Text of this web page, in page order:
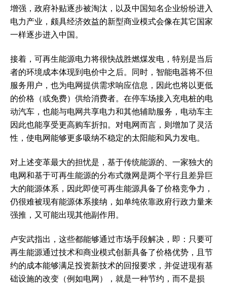
增强，政府补贴逐步被淘汰，以及中国知名企业纷纷进入
电力产业，颇具经济效益的新型商业模式会像在其它国家
一样逐步进入中国。
接着，可再生能源电力将很快战胜燃煤发电，特别是当后
者的环境成本体现到电价中之后。同时，智能电器将不但
服务用户，也为电网提供需求响应信息，因此也将以更低
的价格（或免费）供给消费者。在停车场接入充电桩的电
动汽车，也能与电网共享电力和其他辅助服务，电动车主
因此也能享受更高购车折扣。对电网而言，则增加了灵活
性，使电网能够更多吸纳不稳定的太阳能和风力发电。
对上述变革最大的担忧是，基于传统能源的、一家独大的
电网和基于可再生能源的分布式微网是两个平行且差异巨
大的能源体系，因此即使可再生能源具备了价格竞争力，
仍很难被现有能源体系接纳，如单纯依靠政府行政力量来
强推，又可能出现其他副作用。
卢安武指出，这些都能够通过市场手段解决，即：只要可
再生能源通过技术和商业模式创新具备了价格优势，且节
约的成本能够满足投资新技术的回报要求，并促进现有基
础设施的改变（例如电网），就是一种节约，而不是损